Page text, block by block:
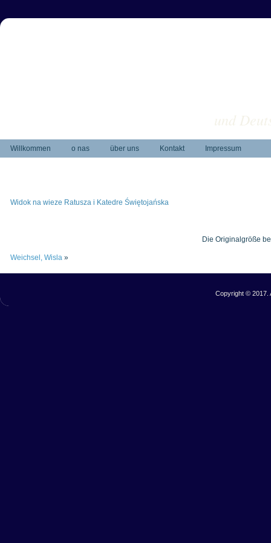
und
Willkommen o nas über uns Kontakt Impressum
Widok na wieze Ratusza i Katedre Świętojańska
Die Originalgröße
Weichsel, Wisla »
Copyright © 2017.